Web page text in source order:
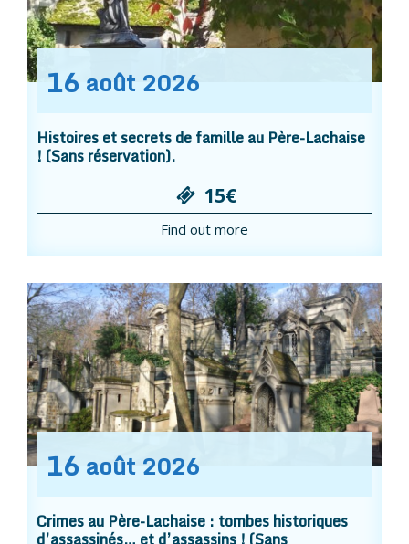
16 août 2026
Histoires et secrets de famille au Père-Lachaise
! (Sans réservation).
15€
Find out more
16 août 2026
Crimes au Père-Lachaise : tombes historiques
d’assassinés… et d’assassins ! (Sans